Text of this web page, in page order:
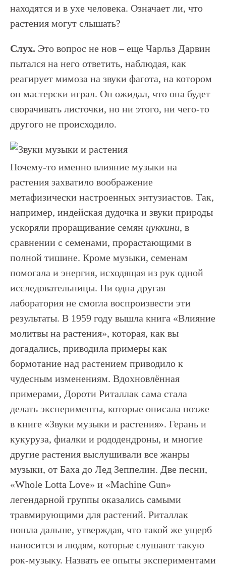
находятся и в ухе человека. Означает ли, что
растения могут слышать?
Слух. Это вопрос не нов – еще Чарльз Дарвин
пытался на него ответить, наблюдая, как
реагирует мимоза на звуки фагота, на котором
он мастерски играл. Он ожидал, что она будет
сворачивать листочки, но ни этого, ни чего-то
другого не происходило.
Почему-то именно влияние музыки на
растения захватило воображение
метафизически настроенных энтузиастов. Так,
например, индейская дудочка и звуки природы
ускоряли проращивание семян цуккини, в
сравнении с семенами, прорастающими в
полной тишине. Кроме музыки, семенам
помогала и энергия, исходящая из рук одной
исследовательницы. Ни одна другая
лаборатория не смогла воспроизвести эти
результаты. В 1959 году вышла книга «Влияние
молитвы на растения», которая, как вы
догадались, приводила примеры как
бормотание над растением приводило к
чудесным изменениям. Вдохновлённая
примерами, Дороти Риталлак сама стала
делать эксперименты, которые описала позже
в книге «Звуки музыки и растения». Герань и
кукуруза, фиалки и рододендроны, и многие
другие растения выслушивали все жанры
музыки, от Баха до Лед Зеппелин. Две песни,
«Whole Lotta Love» и «Machine Gun»
легендарной группы оказались самыми
травмирующими для растений. Риталлак
пошла дальше, утверждая, что такой же ущерб
наносится и людям, которые слушают такую
рок-музыку. Назвать ее опыты экспериментами